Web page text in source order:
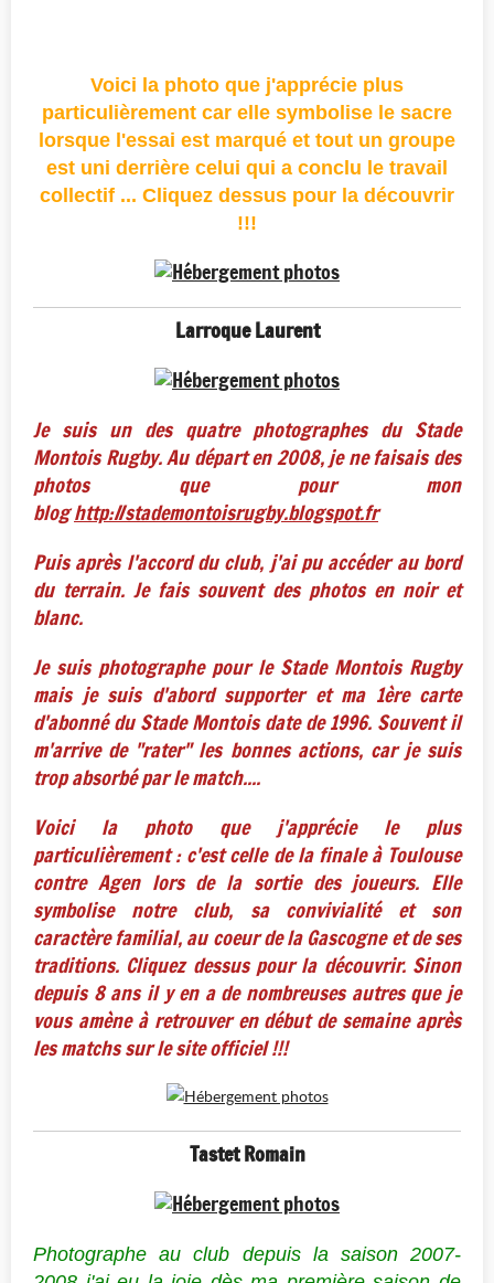
Voici la photo que j'apprécie plus
particulièrement car elle symbolise le sacre
lorsque l'essai est marqué et tout un groupe
est uni derrière celui qui a conclu le travail
collectif ... Cliquez dessus pour la découvrir
!!!
Larroque Laurent
Je suis un des quatre photographes du Stade
Montois Rugby. Au départ en 2008, je ne faisais des
photos que pour mon
bloghttp://stademontoisrugby.blogspot.fr
Puis après l'accord du club, j'ai pu accéder au bord
du terrain.Je fais souvent des photos en noir et
blanc.
Je suis photographe pour le Stade Montois Rugby
mais je suis d'abord supporter et ma 1ère carte
d'abonné du Stade Montois date de 1996. Souvent il
m'arrive de "rater" les bonnes actions, car je suis
trop absorbé par le match....
Voici la photo que j'apprécie le plus
particulièrement : c'est celle de la finale à Toulouse
contre Agen lors de la sortie des joueurs. Elle
symbolise notre club, sa convivialité et son
caractère familial, au coeur de la Gascogne et de ses
traditions. Cliquez dessus pour la découvrir. Sinon
depuis 8 ans il y en a de nombreuses autres que je
vous amène à retrouver en début de semaine après
les matchs sur le site officiel !!!
Tastet Romain
Photographe au club depuis la saison 2007-